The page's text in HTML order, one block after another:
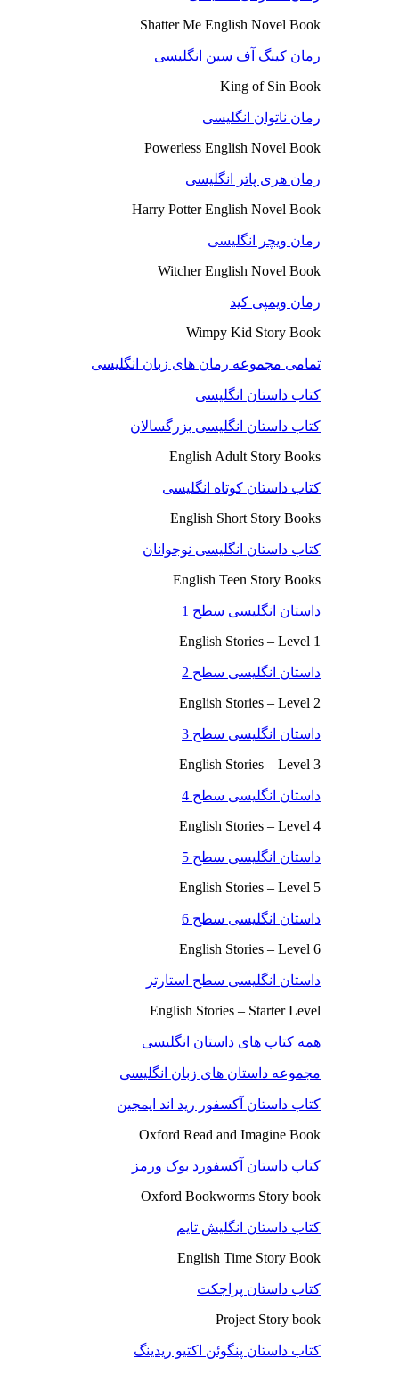
Shatter Me English Novel Book
رمان کینگ آف سین انگلیسی
King of Sin Book
رمان ناتوان انگلیسی
Powerless English Novel Book
رمان هری پاتر انگلیسی
Harry Potter English Novel Book
رمان ویچر انگلیسی
Witcher English Novel Book
رمان ویمپی کید
Wimpy Kid Story Book
تمامی مجموعه رمان های زبان انگلیسی
کتاب داستان انگلیسی
کتاب داستان انگلیسی بزرگسالان
English Adult Story Books
کتاب داستان کوتاه انگلیسی
English Short Story Books
کتاب داستان انگلیسی نوجوانان
English Teen Story Books
داستان انگلیسی سطح 1
English Stories – Level 1
داستان انگلیسی سطح 2
English Stories – Level 2
داستان انگلیسی سطح 3
English Stories – Level 3
داستان انگلیسی سطح 4
English Stories – Level 4
داستان انگلیسی سطح 5
English Stories – Level 5
داستان انگلیسی سطح 6
English Stories – Level 6
داستان انگلیسی سطح استارتر
English Stories – Starter Level
همه کتاب های داستان انگلیسی
مجموعه داستان های زبان انگلیسی
کتاب داستان آکسفور رید اند ایمجین
Oxford Read and Imagine Book
کتاب داستان آکسفورد بوک ورمز
Oxford Bookworms Story book
کتاب داستان انگلیش تایم
English Time Story Book
کتاب داستان پراجکت
Project Story book
کتاب داستان پنگوئن اکتیو ریدینگ